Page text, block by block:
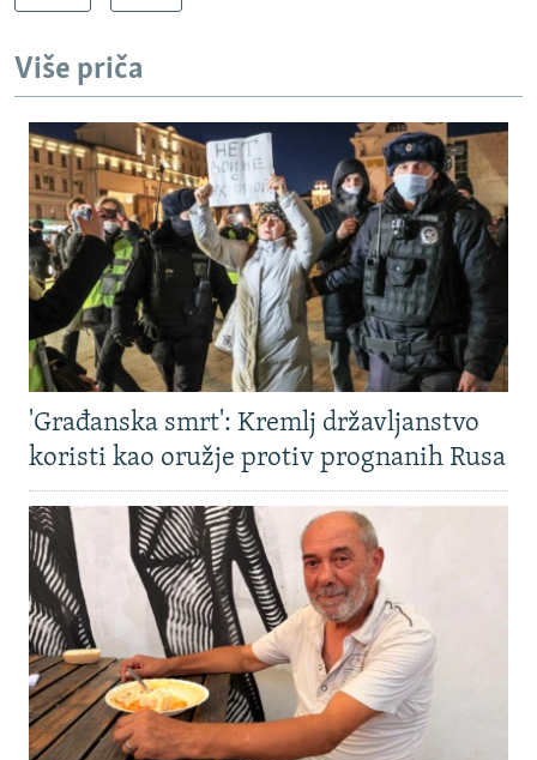
Više priča
'Građanska smrt': Kremlj državljanstvo
koristi kao oružje protiv prognanih Rusa